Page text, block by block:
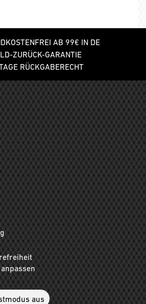
AB 99€ IN DE
ZURÜCK-GARANTIE
RÜCKGABERECHT
aus